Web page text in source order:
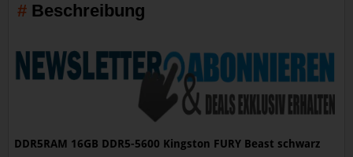
Beschreibung
DDR5RAM 16GB DDR5-5600 Kingston FURY Beast schwarz